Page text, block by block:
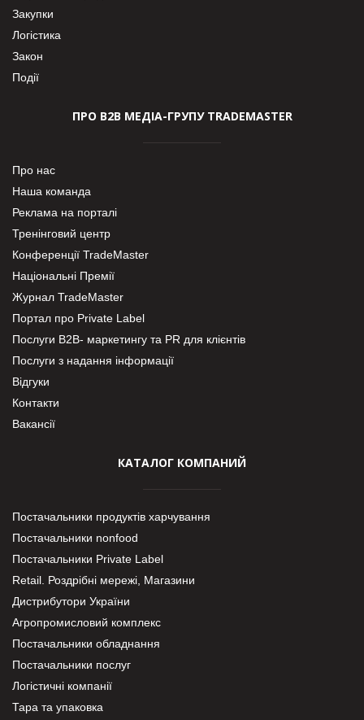
Закупки
Логістика
Закон
Події
ПРО В2В МЕДІА-ГРУПУ TRADEMASTER
Про нас
Наша команда
Реклама на порталі
Тренінговий центр
Конференції TradeMaster
Національні Премії
Журнал TradeMaster
Портал про Private Label
Послуги В2В- маркетингу та PR для клієнтів
Послуги з надання інформації
Відгуки
Контакти
Вакансії
КАТАЛОГ КОМПАНИЙ
Постачальники продуктів харчування
Постачальники nonfood
Постачальники Private Label
Retail. Роздрібні мережі, Магазини
Дистрибутори України
Агропромисловий комплекс
Постачальники обладнання
Постачальники послуг
Логістичні компанії
Тара та упаковка